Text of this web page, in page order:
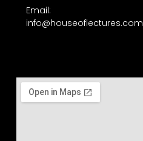
Email:
info@houseoflectures.com